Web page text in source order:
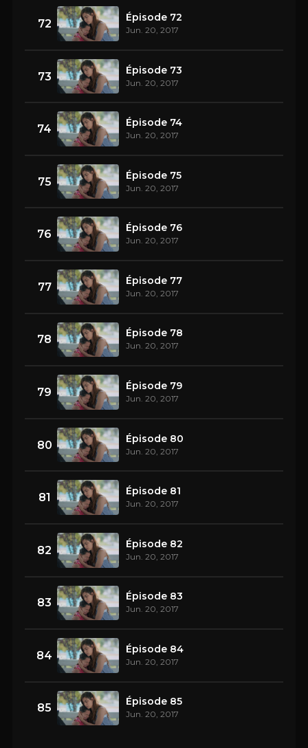
72 Épisode 72
Jun. 20, 2017
73 Épisode 73
Jun. 20, 2017
74 Épisode 74
Jun. 20, 2017
75 Épisode 75
Jun. 20, 2017
76 Épisode 76
Jun. 20, 2017
77 Épisode 77
Jun. 20, 2017
78 Épisode 78
Jun. 20, 2017
79 Épisode 79
Jun. 20, 2017
80 Épisode 80
Jun. 20, 2017
81 Épisode 81
Jun. 20, 2017
82 Épisode 82
Jun. 20, 2017
83 Épisode 83
Jun. 20, 2017
84 Épisode 84
Jun. 20, 2017
85 Épisode 85
Jun. 20, 2017